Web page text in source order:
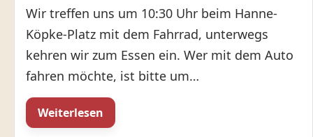
Wir treffen uns um 10:30 Uhr beim Hanne-
Köpke-Platz mit dem Fahrrad, unterwegs
kehren wir zum Essen ein. Wer mit dem Auto
fahren möchte, ist bitte um…
Weiterlesen